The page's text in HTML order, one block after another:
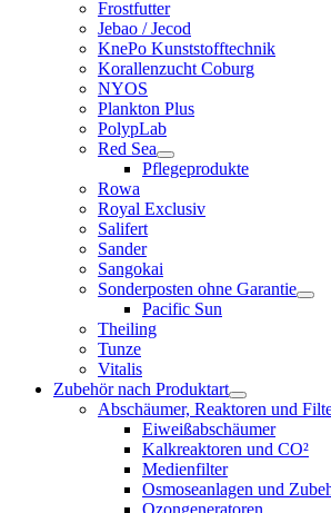
Frostfutter
Jebao / Jecod
KnePo Kunststofftechnik
Korallenzucht Coburg
NYOS
Plankton Plus
PolypLab
Red Sea
Pflegeprodukte
Rowa
Royal Exclusiv
Salifert
Sander
Sangokai
Sonderposten ohne Garantie
Pacific Sun
Theiling
Tunze
Vitalis
Zubehör nach Produktart
Abschäumer, Reaktoren und
Eiweißabschäumer
Kalkreaktoren und CO²
Medienfilter
Osmoseanlagen und
Ozongeneratoren